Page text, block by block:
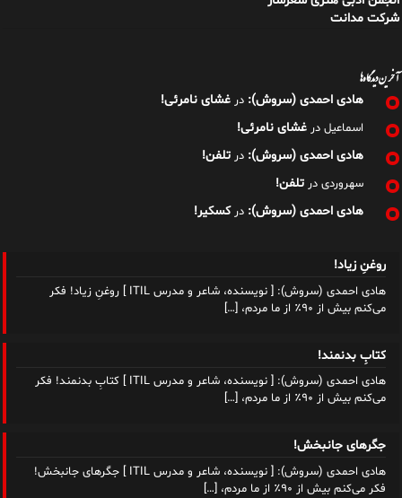
شرکت مدانت
آخرین دیدگاه‌ها
هادی احمدی (سروش): در غشای نامرئی!
اسماعیل در غشای نامرئی!
هادی احمدی (سروش): در تلفن!
سهروردی در تلفن!
هادی احمدی (سروش): درکسکیر!
روغنِ زیاد!
هادی احمدی (سروش): [ نویسنده، شاعر و مدرس ITIL ] روغنِ زیاد! فکر
می‌کنم بیش از ۹۰٪ از ما مردم،
[…]
کتابِ بدنمند!
هادی احمدی (سروش): [ نویسنده، شاعر و مدرس ITIL ] کتابِ بدنمند! فکر
می‌کنم بیش از ۹۰٪ از ما مردم،
[…]
جگرهای جانبخش!
هادی احمدی (سروش): [ نویسنده، شاعر و مدرس ITIL ] جگرهای جانبخش!
فکر می‌کنم بیش از ۹۰٪ از ما مردم،
[…]